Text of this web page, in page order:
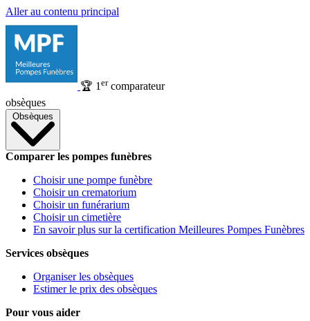
Aller au contenu principal
🏆 1 ercomparateur
obsèques
Obsèques
Comparer les pompes funèbres
Choisir une pompe funèbre
Choisir un crematorium
Choisir un funérarium
Choisir un cimetière
En savoir plus sur la certification Meilleures Pompes Funèbres
Services obsèques
Organiser les obsèques
Estimer le prix des obsèques
Pour vous aider